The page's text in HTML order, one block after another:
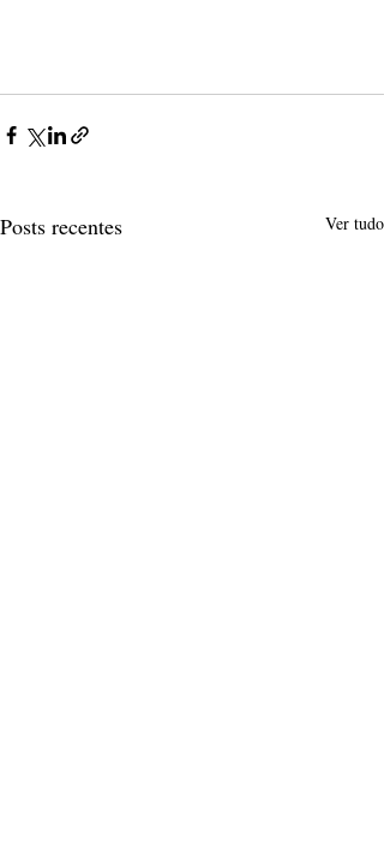
Posts recentes Ver tudo